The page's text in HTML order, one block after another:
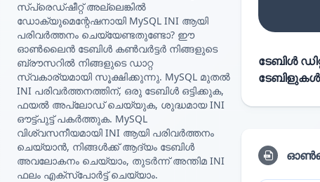
സ്പ്രെഡ്ഷീറ്റ് അല്ലെങ്കിൽ
ഡോക്യുമെന്റേഷനായി MySQL INI ആയി
പരിവർത്തനം ചെയ്യേണ്ടതുണ്ടോ? ഈ
ഓൺലൈൻ ടേബിൾ കൺവർട്ടർ നിങ്ങളുടെ
ബ്രൗസറിൽ നിങ്ങളുടെ ഡാറ്റ
സ്വകാര്യമായി സൂക്ഷിക്കുന്നു. MySQL മുതൽ
INI പരിവർത്തനത്തിന്, ഒരു ടേബിൾ ഒട്ടിക്കുക,
ഫയൽ അപ്‌ലോഡ് ചെയ്യുക, ശുദ്ധമായ INI
ഔട്ട്‌പുട്ട് പകർത്തുക. MySQL
വിശ്വസനീയമായി INI ആയി പരിവർത്തനം
ചെയ്യാൻ, നിങ്ങൾക്ക് ആദ്യം ടേബിൾ
അവലോകനം ചെയ്യാം, തുടർന്ന് അന്തിമ INI
ഫലം എക്സ്‌പോർട്ട് ചെയ്യാം.
ടേബിൾ